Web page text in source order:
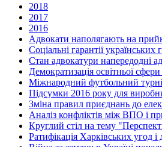
2018
2017
2016
Адвокати наполягають на
Соціальні гарантії
Стан адвокатури напередодні
Демократизація освітньої
Міжнародний футбольний
Підсумки 2016 року для
Зміна правил приєднань до
Аналіз конфліктів між ВПО і
Круглий стіл на тему
Ратифікація Харківських угод